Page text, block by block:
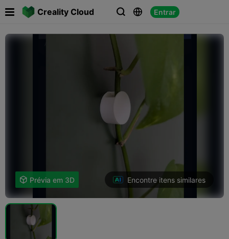
Creality Cloud   Entrar
 
 Prévia em 3D Encontre itens similares